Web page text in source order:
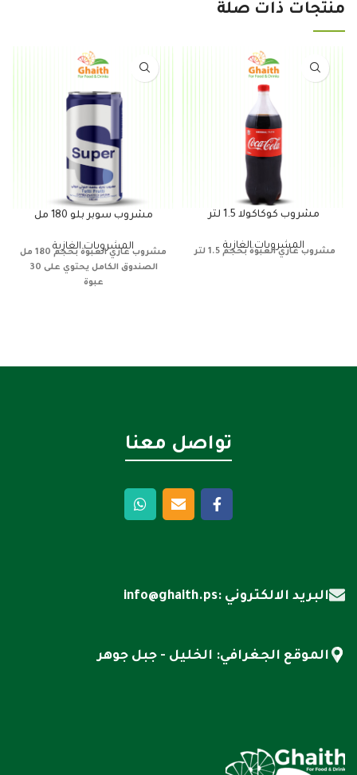
منتجات ذات صلة
مشروب كوكاكولا 1.5 لتر
المشروبات الغازيةمشروب غازي العبوة بحجم 1.5 لتر
مشروب سوبر بلو 180 مل
المشروبات الغازيةمشروب غازي العبوة بحجم 180 مل
الصندوق الكامل يحتوي على 30
عبوة
تواصل معنا
البريد الالكتروني :info@ghaith.ps
الموقع الجغرافي: الخليل - جبل جوهر